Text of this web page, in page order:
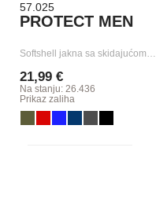
57.025
PROTECT MEN
Softshell jakna sa skidajućom…
21,99 €
Na stanju: 26.436
Prikaz zaliha